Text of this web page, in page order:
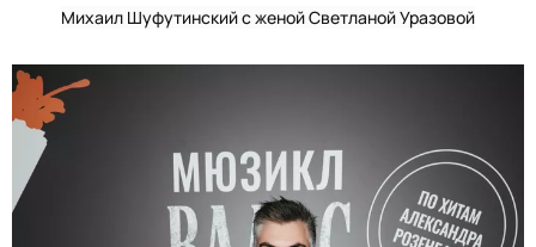
Михаил Шуфутинский с женой Светланой Уразовой